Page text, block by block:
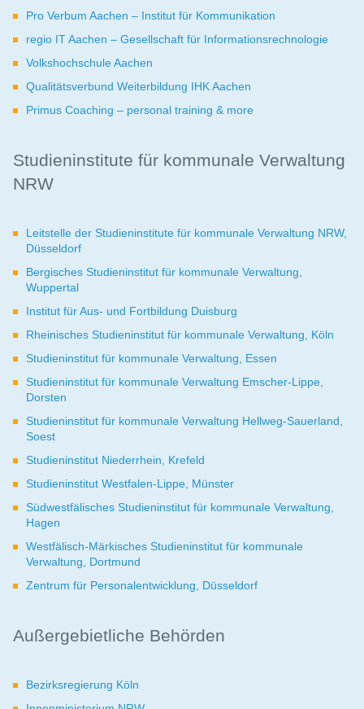
Pro Verbum Aachen – Institut für Kommunikation
regio IT Aachen – Gesellschaft für Informationsrechnologie
Volkshochschule Aachen
Qualitätsverbund Weiterbildung IHK Aachen
Primus Coaching – personal training & more
Studieninstitute für kommunale Verwaltung
NRW
Leitstelle der Studieninstitute für kommunale Verwaltung NRW,
Düsseldorf
Bergisches Studieninstitut für kommunale Verwaltung,
Wuppertal
Institut für Aus- und Fortbildung Duisburg
Rheinisches Studieninstitut für kommunale Verwaltung, Köln
Studieninstitut für kommunale Verwaltung, Essen
Studieninstitut für kommunale Verwaltung Emscher-Lippe,
Dorsten
Studieninstitut für kommunale Verwaltung Hellweg-Sauerland,
Soest
Studieninstitut Niederrhein, Krefeld
Studieninstitut Westfalen-Lippe, Münster
Südwestfälisches Studieninstitut für kommunale Verwaltung,
Hagen
Westfälisch-Märkisches Studieninstitut für kommunale
Verwaltung, Dortmund
Zentrum für Personalentwicklung, Düsseldorf
Außergebietliche Behörden
Bezirksregierung Köln